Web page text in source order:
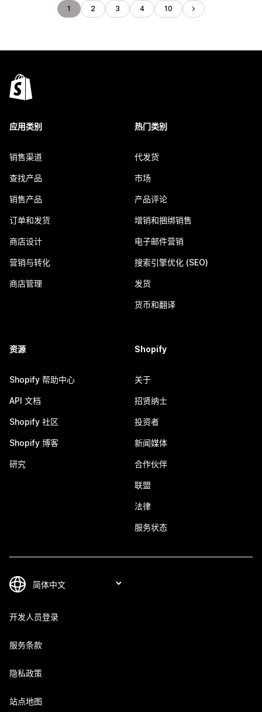
1 2 3 4 10
应用类别
销售渠道
查找产品
销售产品
订单和发货
商店设计
营销与转化
商店管理
热门类别
代发货
市场
产品评论
增销和捆绑销售
电子邮件营销
搜索引擎优化 (SEO)
发货
货币和翻译
资源
Shopify 帮助中心
API 文档
Shopify 社区
Shopify 博客
研究
Shopify
关于
招贤纳士
投资者
新闻媒体
合作伙伴
联盟
法律
服务状态
开发人员登录
服务条款
隐私政策
站点地图